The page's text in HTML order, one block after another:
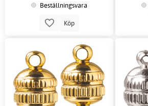
Beställningsvara
Köp